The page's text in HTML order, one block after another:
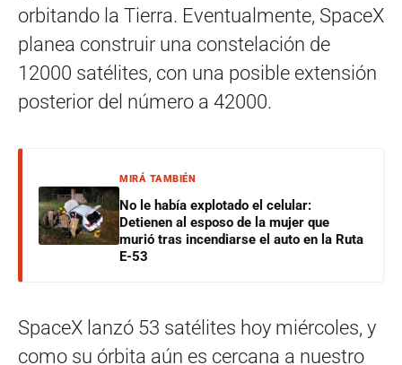
orbitando la Tierra. Eventualmente, SpaceX
planea construir una constelación de
12000 satélites, con una posible extensión
posterior del número a 42000.
MIRÁ TAMBIÉN
No le había explotado el celular:
Detienen al esposo de la mujer que
murió tras incendiarse el auto en la Ruta
E-53
SpaceX lanzó 53 satélites hoy miércoles, y
como su órbita aún es cercana a nuestro